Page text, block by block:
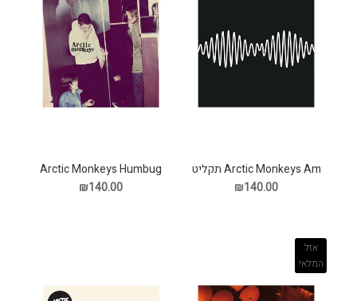
Arctic Monkeys Am תקליט
₪140.00
Arctic Monkeys Humbug
תקליט
₪140.00
אזל
המלאי